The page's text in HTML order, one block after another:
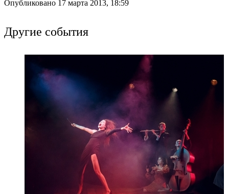
Опубликовано 17 марта 2013, 18:59
Другие события